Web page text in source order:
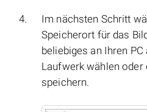
Im nächsten Schritt
Speicherort für das
beliebiges an Ihren
Laufwerk wählen oder
speichern.